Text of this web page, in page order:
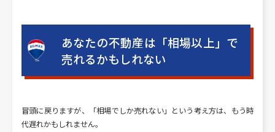
あなたの不動産は「相場以上」で
売れるかもしれない
冒頭に戻りますが、「相場でしか売れない」という考え方は、もう時
代遅れかもしれません。